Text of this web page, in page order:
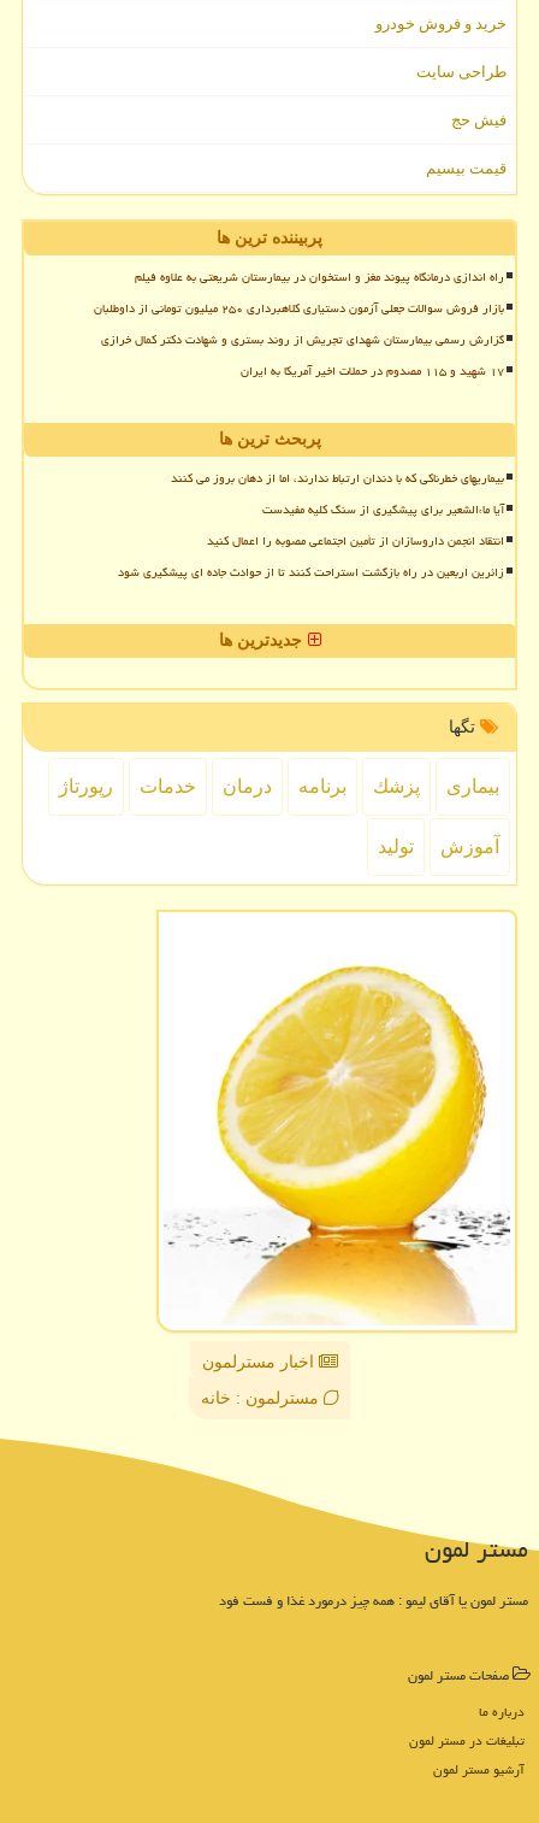
خرید و فروش خودرو
طراحی سایت
فیش حج
قیمت بیسیم
پربیننده ترین ها
راه اندازی درمانگاه پیوند مغز و استخوان در بیمارستان شریعتی به علاوه فیلم
بازار فروش سوالات جعلی آزمون دستیاری کلاهبرداری ۲۵۰ میلیون تومانی از داوطلبان
گزارش رسمی بیمارستان شهدای تجریش از روند بستری و شهادت دکتر کمال خرازی
۱۷ شهید و ۱۱۵ مصدوم در حملات اخیر آمریکا به ایران
پربحث ترین ها
بیماریهای خطرناکی که با دندان ارتباط ندارند، اما از دهان بروز می کنند
آیا ماءالشعیر برای پیشگیری از سنگ کلیه مفیدست
انتقاد انجمن داروسازان از تأمین اجتماعی مصوبه را اعمال کنید
زائرین اربعین در راه بازگشت استراحت کنند تا از حوادث جاده ای پیشگیری شود
جدیدترین ها
تگها
بیماری پزشك برنامه درمان خدمات رپورتاژ
آموزش تولید
اخبار مسترلمون
مسترلمون : خانه
مستر لمون
مستر لمون یا آقای لیمو : همه چیز درمورد غذا و فست فود
صفحات مستر لمون
درباره ما
تبلیغات در مستر لمون
آرشیو مستر لمون